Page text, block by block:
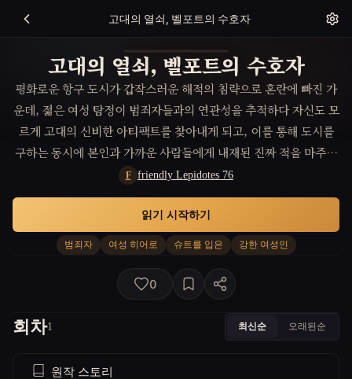
고대의 열쇠, 벨포트의 수호자
고대의 열쇠, 벨포트의 수호자
평화로운 항구 도시가 갑작스러운 해적의 침략으로 혼란에 빠진 가
운데, 젊은 여성 탐정이 범죄자들과의 연관성을 추적하다 자신도 모
르게 고대의 신비한 아티팩트를 찾아내게 되고, 이를 통해 도시를
구하는 동시에 본인과 가까운 사람들에게 내재된 진짜 적을 마주하
는 이야기. 이 과정에서 그녀의 지혜와 용기가 도시의 운명을 결정
짓는 열쇠가 된다.
F friendly Lepidotes 76
범죄자 여성 히어로 슈트를 입은 강한 여성인
읽기 시작하기
0
회차1 최신순 오래된순
원작 스토리